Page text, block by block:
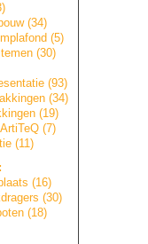
(34)
(5)
temen (30)
(93)
(34)
(19)
ArtiTeQ (7)
ie (11)
(16)
(30)
(18)